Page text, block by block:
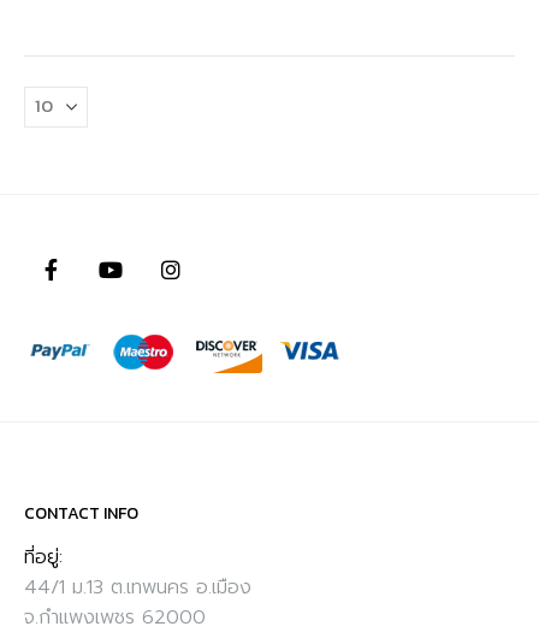
CONTACT INFO
ที่อยู่:
44/1 ม.13 ต.เทพนคร อ.เมือง
จ.กำแพงเพชร 62000